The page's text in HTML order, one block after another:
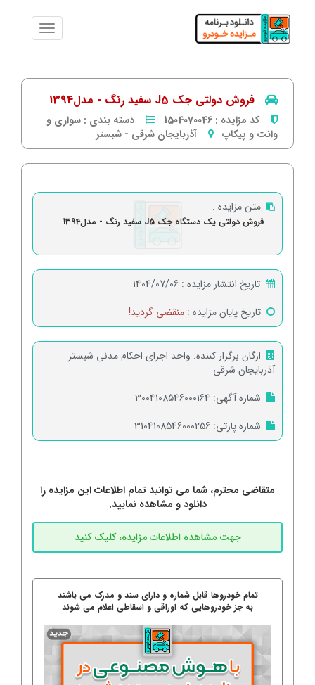
فروش دولتی جک J5 سفید رنگ - مدل1394
کد مزایده : 1504070046 دسته بندی : سواری و
وانت و پیکاپ
آذربایجان شرقی - شبستر
متن مزایده :
فروش دولتی یک دستگاه جک J5 سفید رنگ - مدل1394
تاریخ انتشار مزایده : 1404/07/06
تاریخ پایان مزایده : منقضی گردید!
ارگان برگزار کننده: واحد اجرای احکام مدنی شبستر
آذربایجان شرقی
شماره آگهی: 3004108546000164
شماره پارتی: 3104108546000256
متقاضی محترم، شما می توانید تمام اطلاعات این مزایده را
دانلود و مشاهده نمایید.
تمام خودروها قابل شماره و دارای سند و مدرک می باشند
به جز خودروهایی که اوراقی و اسقاطی اعلام می شوند